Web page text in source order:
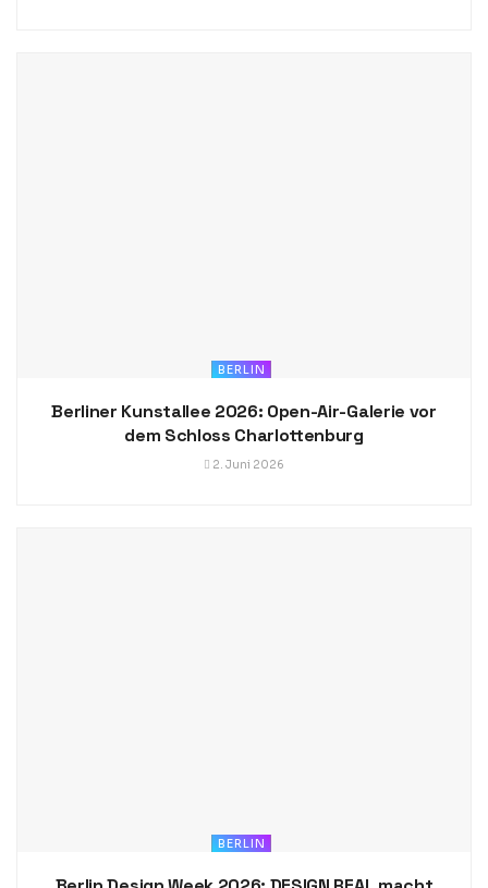
BERLIN
Berliner Kunstallee 2026: Open-Air-Galerie vor
dem Schloss Charlottenburg
2. Juni 2026
BERLIN